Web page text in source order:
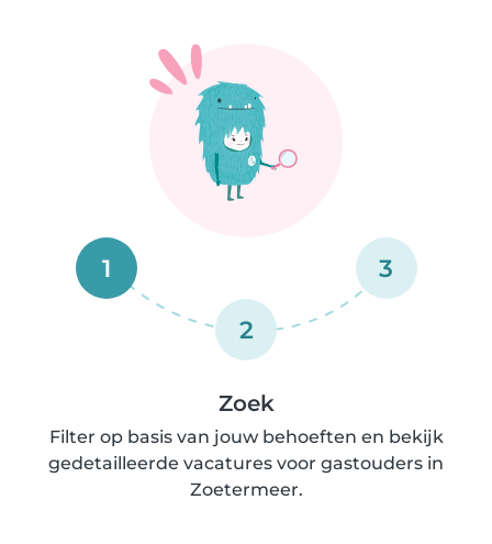
1
2
3
Zoek
Filter op basis van jouw behoeften en bekijk
gedetailleerde vacatures voor gastouders in
Zoetermeer.